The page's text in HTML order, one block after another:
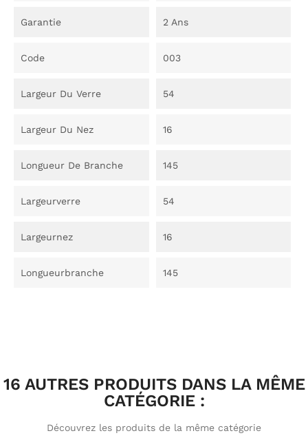
Garantie 2 Ans
Code 003
Largeur Du Verre 54
Largeur Du Nez 16
Longueur De Branche 145
Largeurverre 54
Largeurnez 16
Longueurbranche 145
16 AUTRES PRODUITS DANS LA MÊME
CATÉGORIE :
Découvrez les produits de la même catégorie